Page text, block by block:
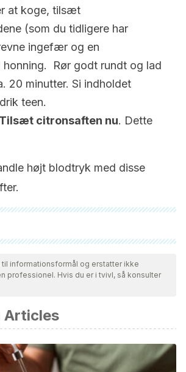
at koge, tilsæt
(som du tidligere har
ingefær og en
honning. Rør godt rundt og lad
20 minutter. Si indholdet
teen.
Tilsæt citronsaften nu. Dette
højt blodtryk med disse
grundigt gennemgået af vores team
pålidelighed, aktualitet og validitet.
artikel blev betragtet som pålidelig og af
Paek JE, Lee YJ et al. Garlic powder
risk factors: a meta-analysis of
clinical trials. Nutr Res Pract. 2014
til informationsformål og erstatter ikke
professionel. Hvis du er i tvivl, så konsulter
Articles